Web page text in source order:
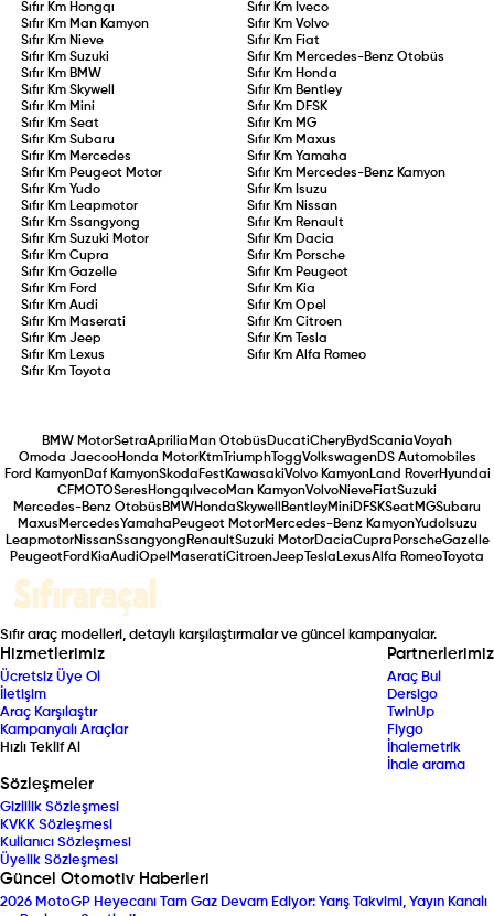
Sıfır Km Hongqı Sıfır Km Iveco
Sıfır Km Man Kamyon Sıfır Km Volvo
Sıfır Km Nieve Sıfır Km Fiat
Sıfır KmSuzuki Sıfır Km Mercedes-Benz Otobüs
Sıfır Km BMW Sıfır Km Honda
Sıfır KmSkywell Sıfır Km Bentley
Sıfır Km Mini Sıfır Km DFSK
Sıfır KmSeat Sıfır Km MG
Sıfır KmSubaru Sıfır Km Maxus
Sıfır Km Mercedes Sıfır Km Yamaha
Sıfır Km Peugeot Motor Sıfır Km Mercedes-Benz Kamyon
Sıfır KmYudo Sıfır Km Isuzu
Sıfır Km Leapmotor Sıfır Km Nissan
Sıfır KmSsangyong Sıfır Km Renault
Sıfır KmSuzuki Motor Sıfır Km Dacia
Sıfır KmCupra Sıfır Km Porsche
Sıfır KmGazelle Sıfır Km Peugeot
Sıfır Km Ford Sıfır Km Kia
Sıfır KmAudi Sıfır Km Opel
Sıfır Km Maserati Sıfır Km Citroen
Sıfır KmJeep Sıfır Km
Tesla
Sıfır Km Lexus Sıfır Km Alfa Romeo
Sıfır Km
Toyota
BMW MotorSetraAprilia Man Otobüs DucatiCheryBydScaniaVoyah
Omoda JaecooHonda MotorKtmTriumphToggVolkswagenDS Automobiles
Ford KamyonDaf KamyonSkoda FestKawasakiVolvo KamyonLand RoverHyundai
CFMOTOSeres Hongqı IvecoMan KamyonVolvoNieveFiatSuzuki
Mercedes-Benz Otobüs BMWHondaSkywell BentleyMini DFSKSeatMGSubaru
Maxus MercedesYamaha Peugeot MotorMercedes-Benz KamyonYudoIsuzu
LeapmotorNissanSsangyong RenaultSuzuki MotorDaciaCupra PorscheGazelle
PeugeotFord KiaAudiOpel MaseratiCitroenJeep Tesla LexusAlfa Romeo Toyota
Sıfır araç modelleri, detaylı karşılaştırmalar ve güncel kampanyalar.
Hizmetlerimiz
Ücretsiz Üye Ol
İletişim
Araç Karşılaştır
Kampanyalı Araçlar
Hızlı Teklif Al
Partnerlerimiz
Araç Bul
Dersigo
TwinUp
Fiygo
İhalemetrik
İhale arama
Sözleşmeler
Gizlilik Sözleşmesi
KVKK Sözleşmesi
Kullanıcı Sözleşmesi
Üyelik Sözleşmesi
Güncel Otomotiv Haberleri
2026 MotoGP Heyecanı Tam Gaz Devam Ediyor: Yarış Takvimi, Yayın Kanalı